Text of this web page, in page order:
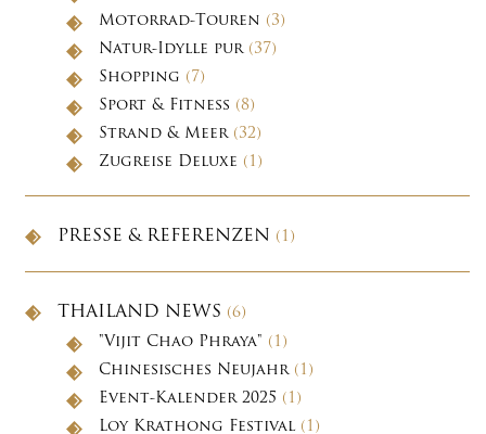
Motorrad-Touren (3)
Natur-Idylle pur(37)
Shopping (7)
Sport & Fitness (8)
Strand & Meer(32)
Zugreise Deluxe (1)
PRESSE & REFERENZEN (1)
THAILAND NEWS (6)
"Vijit Chao Phraya" (1)
Chinesisches Neujahr(1)
Event-Kalender 2025 (1)
Loy Krathong Festival (1)